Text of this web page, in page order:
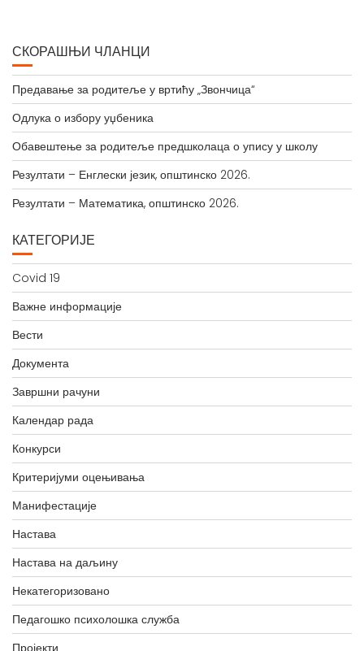
СКОРАШЊИ ЧЛАНЦИ
Предавање за родитеље у вртићу „Звончица“
Одлука о избору уџбеника
Обавештење за родитеље предшколаца о упису у школу
Резултати – Енглески језик, општинско 2026.
Резултати – Математика, општинско 2026.
КАТЕГОРИЈЕ
Covid 19
Важне информације
Вести
Документа
Завршни рачуни
Календар рада
Конкурси
Критеријуми оцењивања
Манифестације
Настава
Настава на даљину
Некатегоризовано
Педагошко психолошка служба
Пројекти